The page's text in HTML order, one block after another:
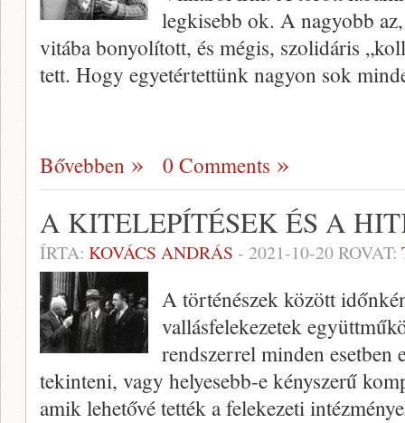
legkisebb ok. A nagyobb
vitába bonyolított, és mégis, szolidáris
tett. Hogy egyetértettünk nagyon sok
Bővebben 0 Comments
A KITELEPÍTÉSEK ÉS A
ÍRTA: KOVÁCS ANDRÁS - 2021-10-20ROVAT:
A történészek között
vallásfelekezetek
rendszerrel minden
tekinteni, vagy helyesebb-e kényszerű
amik lehetővé tették a felekezeti